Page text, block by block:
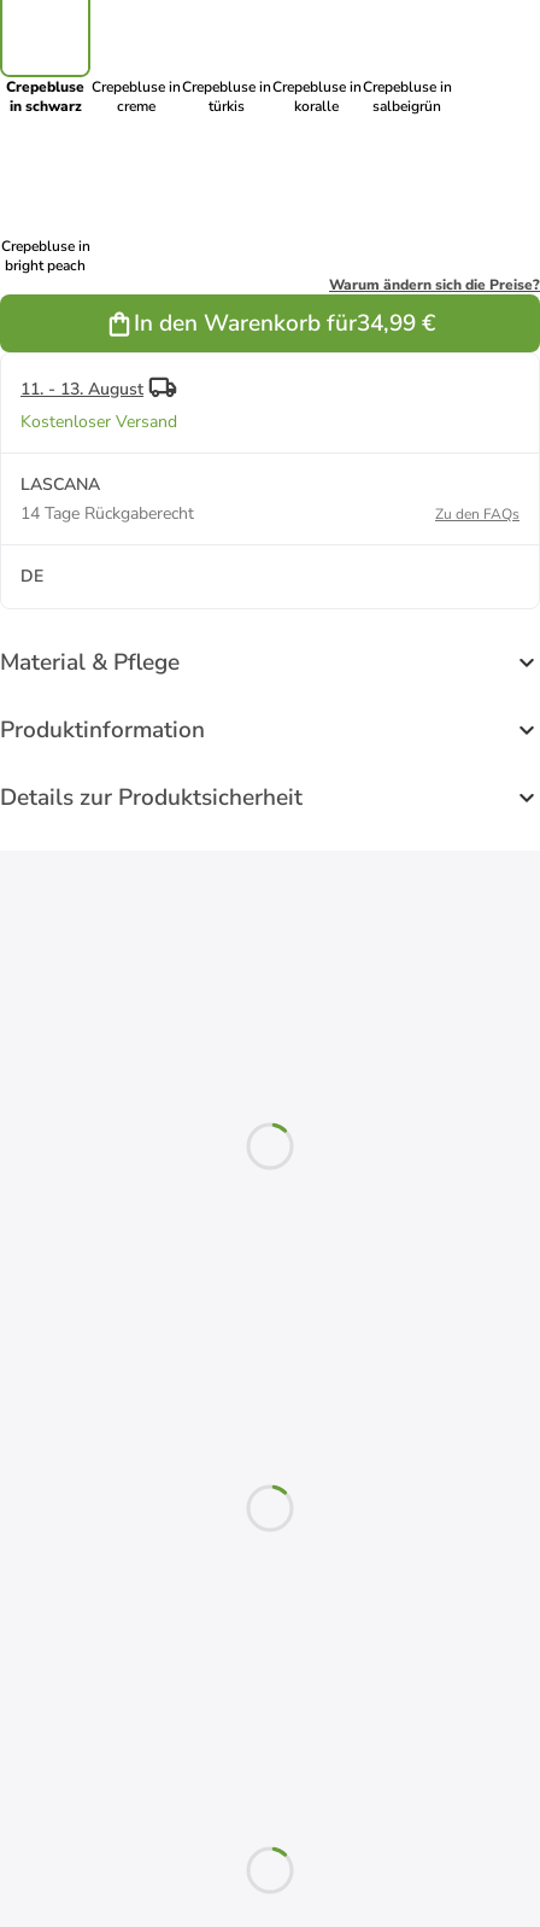
Crepebluse
in schwarz
Crepebluse in
creme
Crepebluse in
türkis
Crepebluse in
koralle
Crepebluse in
salbeigrün
Crepebluse in
bright peach
Warum ändern sich die Preise?
In den Warenkorb für34,99 €
11. - 13. August
Kostenloser Versand
LASCANA
14 Tage Rückgaberecht
Zu den FAQs
DE
Material & Pflege
Produktinformation
Details zur Produktsicherheit